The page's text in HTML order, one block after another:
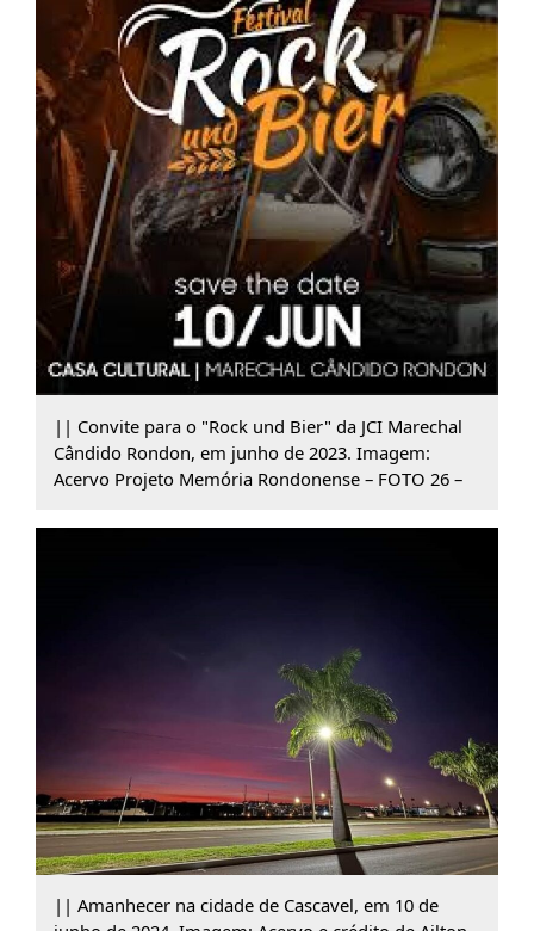
|| Convite para o "Rock und Bier" da JCI Marechal
Cândido Rondon, em junho de 2023. Imagem:
Acervo Projeto Memória Rondonense – FOTO 26 –
|| Amanhecer na cidade de Cascavel, em 10 de